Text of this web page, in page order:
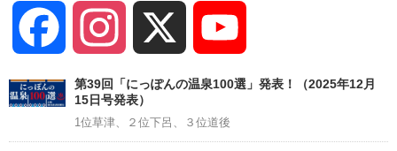
Facebook Instagram
Channel
第39回「にっぽんの温泉100選」発表！（2025年12月
15日号発表）
1位草津、２位下呂、３位道後